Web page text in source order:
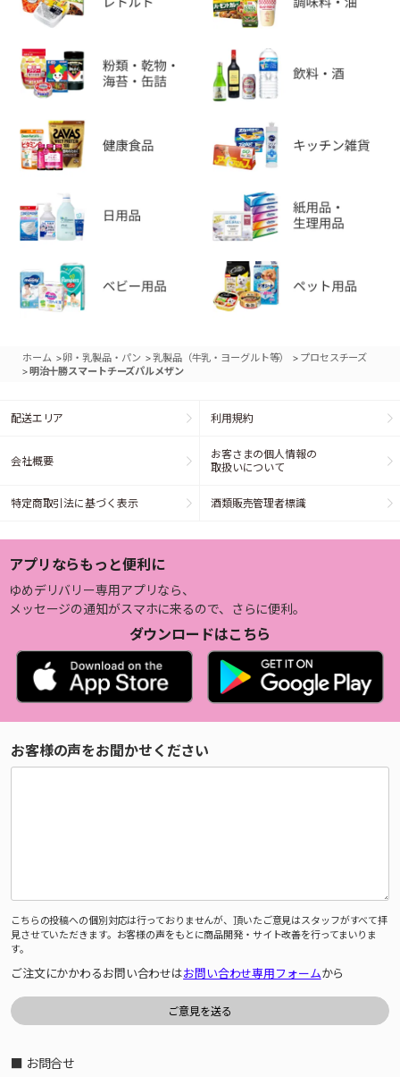
ホーム >卵・乳製品・パン >乳製品（牛乳・ヨーグルト等） > プロセスチーズ
> 明治十勝スマートチーズパルメザン
配送エリア 利用規約
会社概要
お客さまの個人情報の
取扱いについて
特定商取引法に基づく表示 酒類販売管理者標識
アプリならもっと便利に
ゆめデリバリー専用アプリなら、
メッセージの通知がスマホに来るので、さらに便利。
ダウンロードはこちら
お客様の声をお聞かせください
こちらの投稿への個別対応は行っておりませんが、頂いたご意見はスタッフがすべて拝
見させていただきます。お客様の声をもとに商品開発・サイト改善を行ってまいりま
す。
ご注文にかかわるお問い合わせはお問い合わせ専用フォームから
■ お問合せ